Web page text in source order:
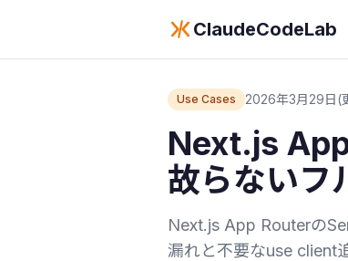
ClaudeCodeLab
Use Cases 2026年3月29日(
Next.js
故らないフ
Next.js App Routerの
漏れと不要なuse client